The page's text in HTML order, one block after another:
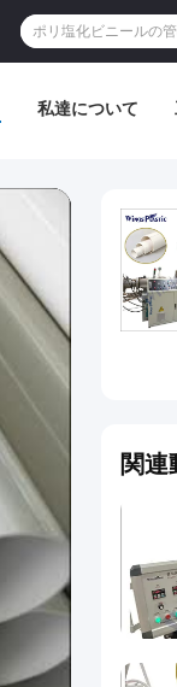
私達について
関連